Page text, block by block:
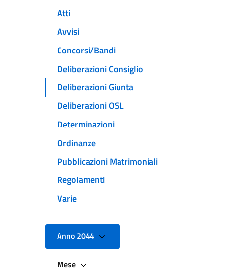
Atti
Avvisi
Concorsi/Bandi
Deliberazioni Consiglio
Deliberazioni Giunta
Deliberazioni OSL
Determinazioni
Ordinanze
Pubblicazioni Matrimoniali
Regolamenti
Varie
Anno 2044
Mese